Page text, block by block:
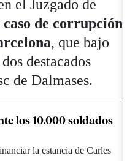
el Juzgado de
caso de corrupción
, que bajo
destacados
de Dalmases.
los 10.000 soldados
la estancia de Carles